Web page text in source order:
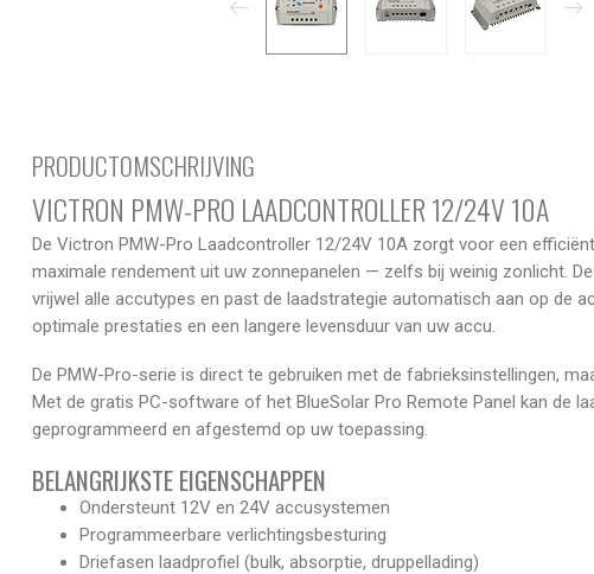
PRODUCTOMSCHRIJVING
VICTRON PMW-PRO LAADCONTROLLER 12/24V 10A
De Victron PMW-Pro Laadcontroller 12/24V 10A zorgt voor een
maximale rendement uit uw zonnepanelen — zelfs bij weinig zonlicht.
vrijwel alle accutypes en past de laadstrategie automatisch aan op de
optimale prestaties en een langere levensduur van uw accu.
De PMW-Pro-serie is direct te gebruiken met de fabrieksinstellingen,
Met de gratis PC-software of het BlueSolar Pro Remote Panel kan de
geprogrammeerd en afgestemd op uw toepassing.
BELANGRIJKSTE EIGENSCHAPPEN
Ondersteunt 12V en 24V accusystemen
Programmeerbare verlichtingsbesturing
Driefasen laadprofiel (bulk, absorptie, druppellading)